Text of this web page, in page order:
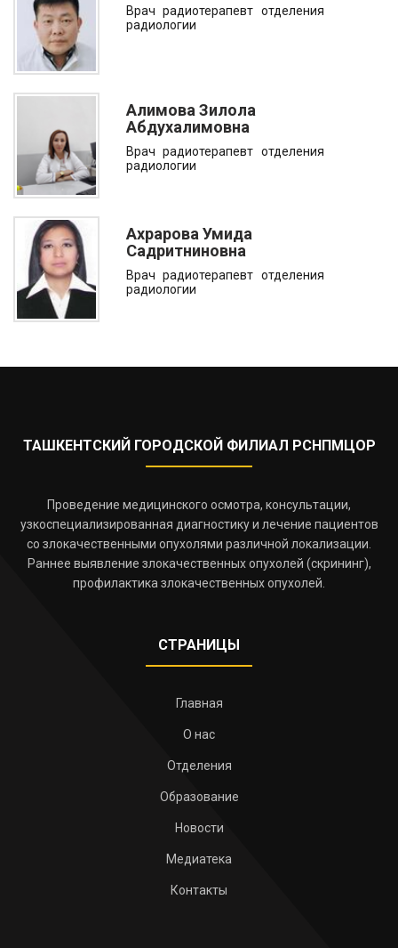
Врач радиотерапевт отделения
радиологии
Алимова Зилола
Абдухалимовна
Врач радиотерапевт отделения
радиологии
Ахрарова Умида
Садритниновна
Врач радиотерапевт отделения
радиологии
ТАШКЕНТСКИЙ ГОРОДСКОЙ ФИЛИАЛ РСНПМЦОР
Проведение медицинского осмотра, консультации,
узкоспециализированная диагностику и лечение пациентов
со злокачественными опухолями различной локализации.
Раннее выявление злокачественных опухолей (скрининг),
профилактика злокачественных опухолей.
СТРАНИЦЫ
Главная
О нас
Отделения
Образование
Новости
Медиатека
Контакты